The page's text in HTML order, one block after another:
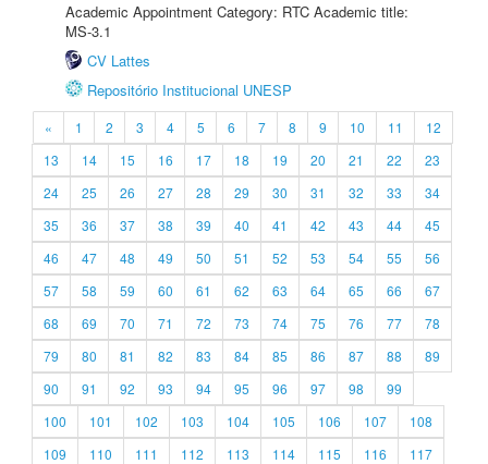
Academic Appointment Category: RTC Academic title:
MS-3.1
CV Lattes
Repositório Institucional UNESP
« 1 2 3 4 5 6 7 8 9 10 11
12
13
14 15 16 17 18 19 20 21 22
23
24
25 26 27 28 29 30 31 32 33
34
35
36 37 38 39 40 41 42 43 44
45
46
47 48 49 50 51 52 53 54 55
56
57
58 59 60 61 62 63 64 65 66
67
68
69 70 71 72 73 74 75 76 77
78
79
80 81 82 83 84 85 86 87 88
89
90
91 92 93 94 95 96 97 98
99
100
101 102 103 104 105 106 107
108
109
110 111 112 113 114 115 116
117